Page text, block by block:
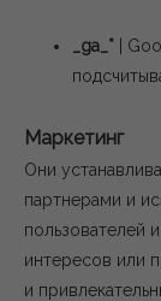
_ga_* |
Маркетинг
Они
партнерами и
пользователей
интересов или
и